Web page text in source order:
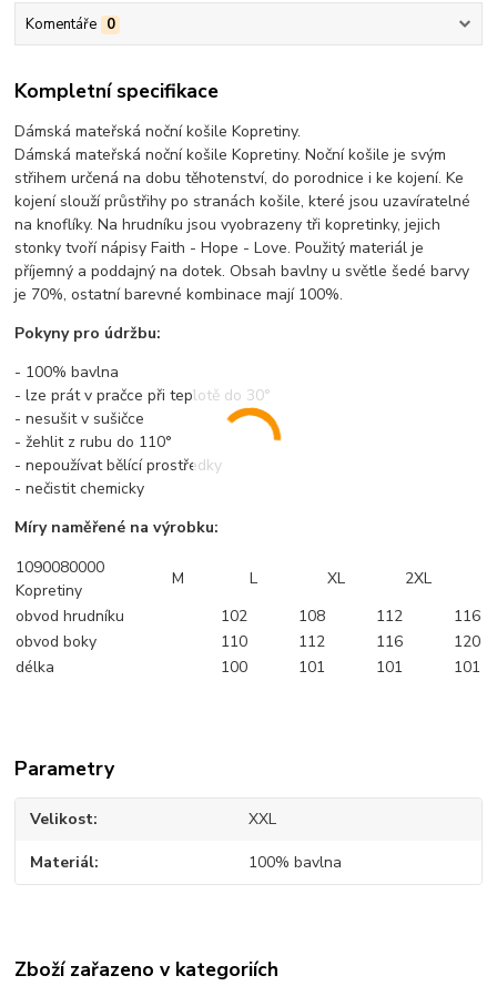
Komentáře 0
Kompletní specifikace
Dámská mateřská noční košile Kopretiny.
Dámská mateřská noční košile Kopretiny. Noční košile je svým
střihem určená na dobu těhotenství, do porodnice i ke kojení. Ke
kojení slouží průstřihy po stranách košile, které jsou uzavíratelné
na knoflíky. Na hrudníku jsou vyobrazeny tři kopretinky, jejich
stonky tvoří nápisy Faith - Hope - Love. Použitý materiál je
příjemný a poddajný na dotek. Obsah bavlny u světle šedé barvy
je 70%, ostatní barevné kombinace mají 100%.
Pokyny pro údržbu:
- 100% bavlna
- lze prát v pračce při teplotě do 30°
- nesušit v sušičce
- žehlit z rubu do 110°
- nepoužívat bělící prostředky
- nečistit chemicky
Míry naměřené na výrobku:
1090080000
Kopretiny
M L XL
2XL
obvod hrudníku
102 108 112
116
obvod boky
110 112 116
120
délka
100 101 101 101
Parametry
Velikost XXL
Materiál 100% bavlna
Zboží zařazeno v kategoriích